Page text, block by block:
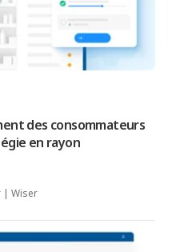
des consommateurs
en rayon
| Wiser